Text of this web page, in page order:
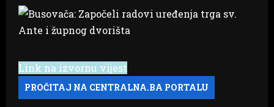
Link na izvornu vijest